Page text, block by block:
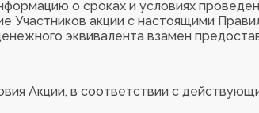
о сроках и условиях
Участников акции с настоящими
эквивалента взамен
Акции, в соответствии с